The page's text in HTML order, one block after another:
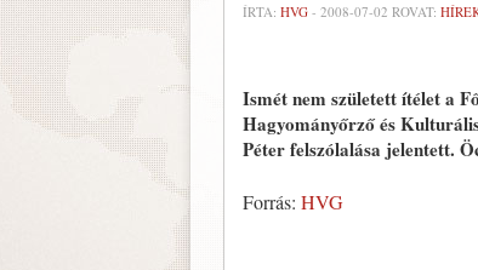
ÍRTA: HVG - 2008-07-02 ROVAT:
Ismét nem született ítélet a
Hagyományőrző és
Péter felszólalása jelentett.
Forrás: HVG